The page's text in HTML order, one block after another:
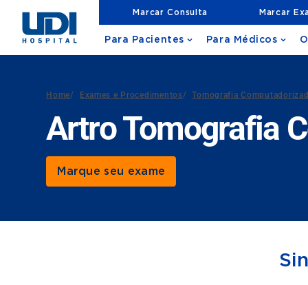
Marcar Consulta Marcar
Para Pacientes Para Médicos
Home/ Exames e Procedimentos/ Tomografia
Artro Tomografia
Marque seu exame